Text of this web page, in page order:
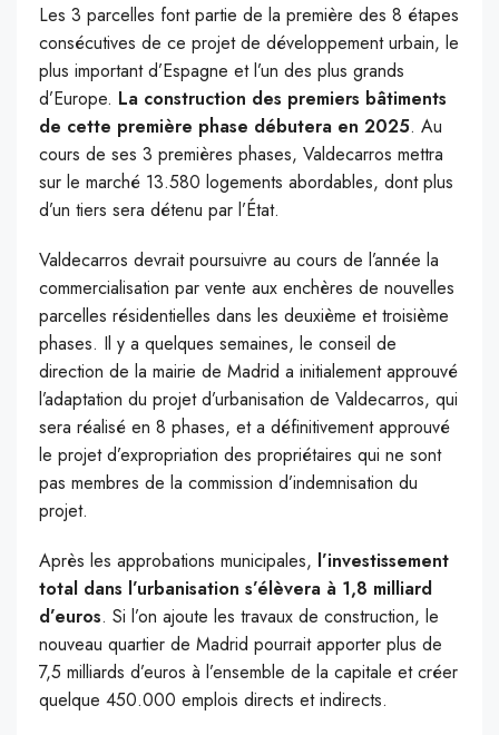
Les 3 parcelles font partie de la première des 8 étapes
consécutives de ce projet de développement urbain, le
plus important d’Espagne et l’un des plus grands
d’Europe. La construction des premiers bâtiments
de cette première phase débutera en 2025. Au
cours de ses 3 premières phases, Valdecarros mettra
sur le marché 13.580 logements abordables, dont plus
d’un tiers sera détenu par l’État.
Valdecarros devrait poursuivre au cours de l’année la
commercialisation par vente aux enchères de nouvelles
parcelles résidentielles dans les deuxième et troisième
phases. Il y a quelques semaines, le conseil de
direction de la mairie de Madrid a initialement approuvé
l’adaptation du projet d’urbanisation de Valdecarros, qui
sera réalisé en 8 phases, et a définitivement approuvé
le projet d’expropriation des propriétaires qui ne sont
pas membres de la commission d’indemnisation du
projet.
Après les approbations municipales, l’investissement
total dans l’urbanisation s’élèvera à 1,8 milliard
d’euros. Si l’on ajoute les travaux de construction, le
nouveau quartier de Madrid pourrait apporter plus de
7,5 milliards d’euros à l’ensemble de la capitale et créer
quelque 450.000 emplois directs et indirects.